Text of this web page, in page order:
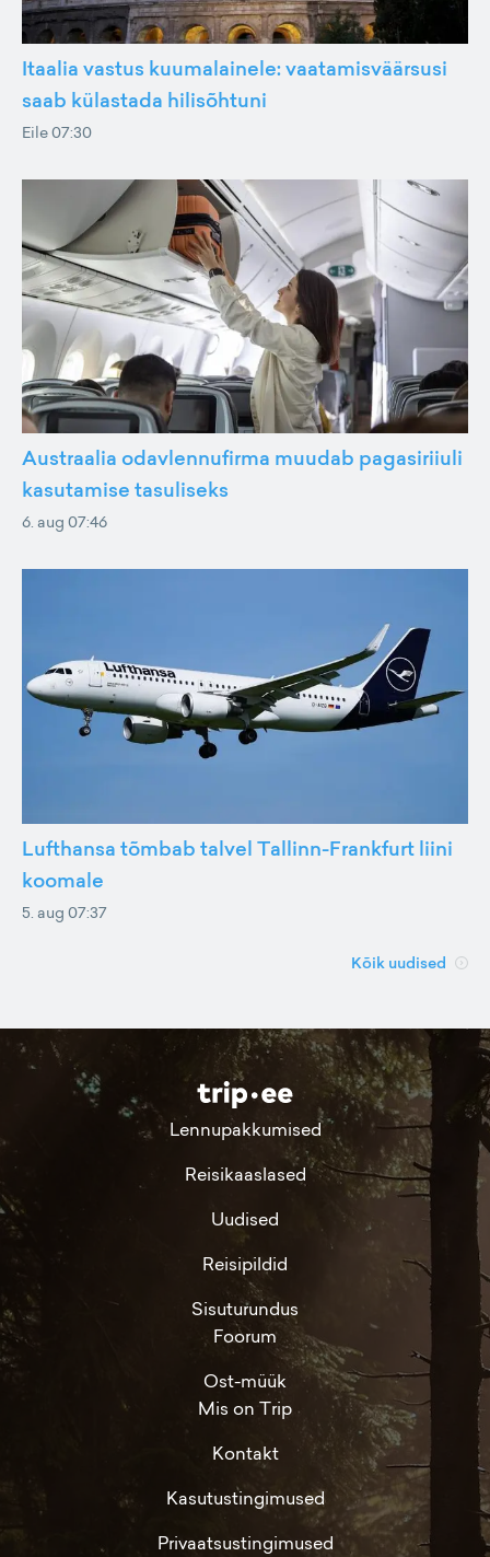
Itaalia vastus kuumalainele: vaatamisväärsusi
saab külastada hilisõhtuni
Eile 07:30
Austraalia odavlennufirma muudab pagasiriiuli
kasutamise tasuliseks
6. aug 07:46
Lufthansa tõmbab talvel Tallinn-Frankfurt liini
koomale
5. aug 07:37
Kõik uudised
Lennupakkumised
Reisikaaslased
Uudised
Reisipildid
Sisuturundus
Foorum
Ost-müük
Mis on Trip
Kontakt
Kasutustingimused
Privaatsustingimused